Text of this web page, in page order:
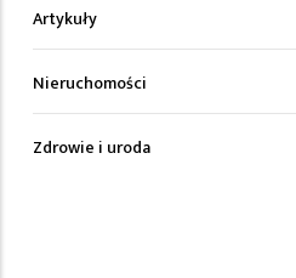
Artykuły
Nieruchomości
Zdrowie i uroda